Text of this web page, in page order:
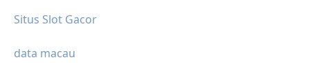
Situs Slot Gacor
data macau